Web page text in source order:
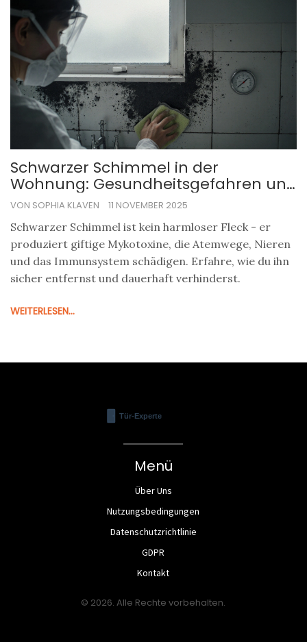
Schwarzer Schimmel in der
Wohnung: Gesundheitsgefahren und
sichere Beseitigung
VON SOPHIA KLAVEN 11 NOVEMBER 2025
Schwarzer Schimmel ist kein harmloser Fleck - er
produziert giftige Mykotoxine, die Atemwege, Nieren
und das Immunsystem schädigen. Erfahre, wie du ihn
sicher entfernst und dauerhaft verhinderst.
WEITERLESEN...
Menü
Über Uns
Nutzungsbedingungen
Datenschutzrichtlinie
GDPR
Kontakt
© 2026. Alle Rechte vorbehalten.